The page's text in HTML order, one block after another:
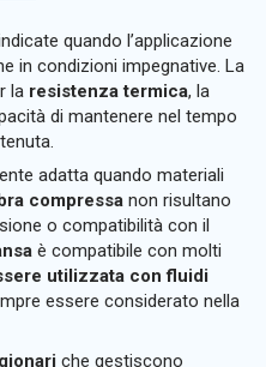
quando l’applicazione
in condizioni impegnative. La
la resistenza termica, la
di mantenere nel tempo
adatta quando materiali
compressa non risultano
o compatibilità con il
è compatibile con molti
utilizzata con fluidi
essere considerato nella
che gestiscono